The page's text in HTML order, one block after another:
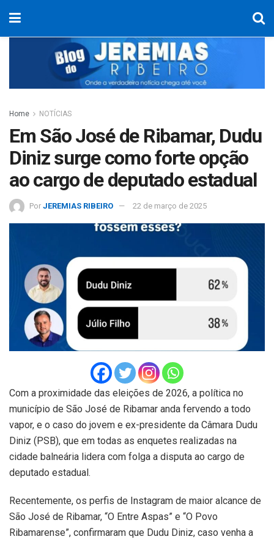
Home NOTÍCIAS
Em São José de Ribamar, Dudu
Diniz surge como forte opção
ao cargo de deputado estadual
Por JEREMIAS RIBEIRO 22 de março de 2025
Com a proximidade das eleições de 2026, a política no
município de São José de Ribamar anda fervendo a todo
vapor, e o caso do jovem e ex-presidente da Câmara Dudu
Diniz (PSB), que em todas as enquetes realizadas na
cidade balneária lidera com folga a disputa ao cargo de
deputado estadual.
Recentemente, os perfis de Instagram de maior alcance de
São José de Ribamar, “O Entre Aspas” e “O Povo
Ribamarense”, confirmaram que Dudu Diniz, caso venha a